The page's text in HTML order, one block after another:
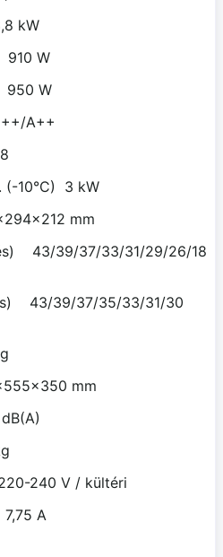
kW
W
950 W
A++
(-10°C) 3 kW
mm
43/39/37/33/31/29/26/18
43/39/37/35/33/31/30
mm
240 V / kültéri
A